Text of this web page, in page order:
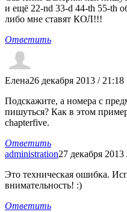
и ещё 22-nd 33-d 44-th 55-th
либо мне ставят КОЛ!!!
Ответить
Елена26 декабря 2013 / 21:18
Подскажите, а номера с
пишуться? Как в этом
chapterfive.
Ответить
administration27 декабря 2013
Это техническая ошибка.
внимательность! :)
Ответить